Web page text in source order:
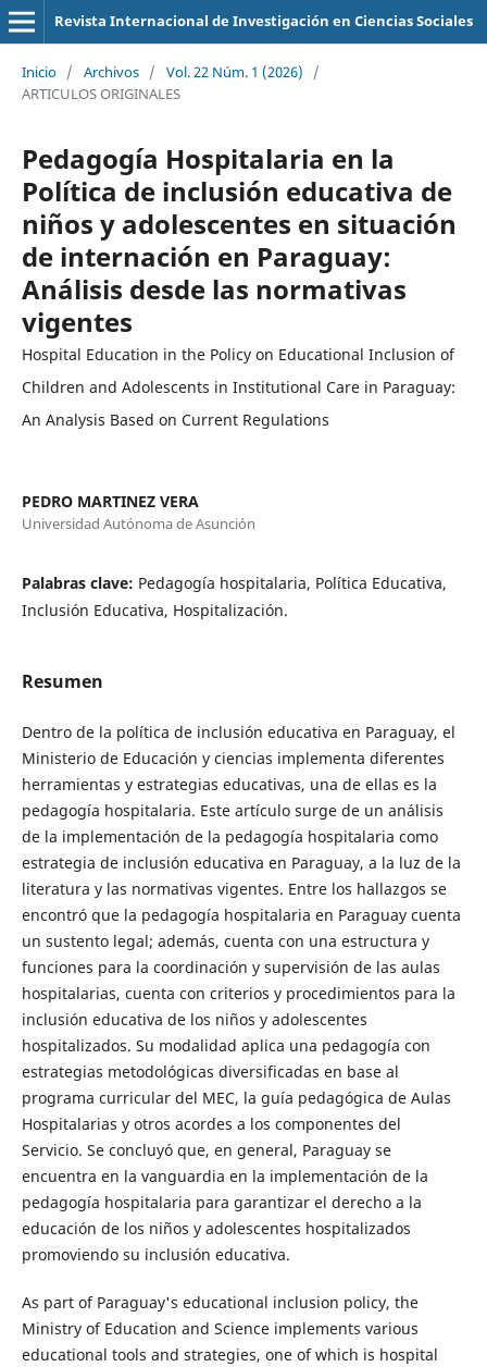
Revista Internacional de Investigación en Ciencias Sociales
Inicio / Archivos / Vol. 22 Núm. 1 (2026)
/
ARTICULOS ORIGINALES
Pedagogía Hospitalaria en la
Política de inclusión educativa de
niños y adolescentes en situación
de internación en Paraguay:
Análisis desde las normativas
vigentes
Hospital Education in the Policy on Educational Inclusion of
Children and Adolescents in Institutional Care in Paraguay:
An Analysis Based on Current Regulations
PEDRO MARTINEZ VERA
Universidad Autónoma de Asunción
Palabras clave: Pedagogía hospitalaria, Política Educativa,
Inclusión Educativa, Hospitalización.
Resumen
Dentro de la política de inclusión educativa en Paraguay, el
Ministerio de Educación y ciencias implementa diferentes
herramientas y estrategias educativas, una de ellas es la
pedagogía hospitalaria. Este artículo surge de un análisis
de la implementación de la pedagogía hospitalaria como
estrategia de inclusión educativa en Paraguay, a la luz de la
literatura y las normativas vigentes. Entre los hallazgos se
encontró que la pedagogía hospitalaria en Paraguay cuenta
un sustento legal; además, cuenta con una estructura y
funciones para la coordinación y supervisión de las aulas
hospitalarias, cuenta con criterios y procedimientos para la
inclusión educativa de los niños y adolescentes
hospitalizados. Su modalidad aplica una pedagogía con
estrategias metodológicas diversificadas en base al
programa curricular del MEC, la guía pedagógica de Aulas
Hospitalarias y otros acordes a los componentes del
Servicio. Se concluyó que, en general, Paraguay se
encuentra en la vanguardia en la implementación de la
pedagogía hospitalaria para garantizar el derecho a la
educación de los niños y adolescentes hospitalizados
promoviendo su inclusión educativa.
As part of Paraguay's educational inclusion policy, the
Ministry of Education and Science implements various
educational tools and strategies, one of which is hospital